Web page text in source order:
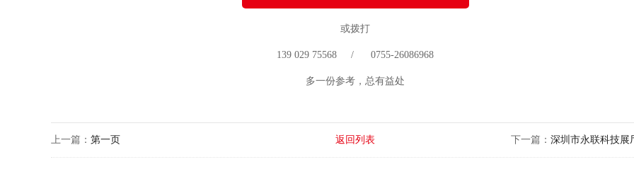
或拨打
139 029 75568 / 0755-26086968
多一份参考，总有益处
上一篇： 第一页 下一篇： 深圳市永联科技展
返回列表